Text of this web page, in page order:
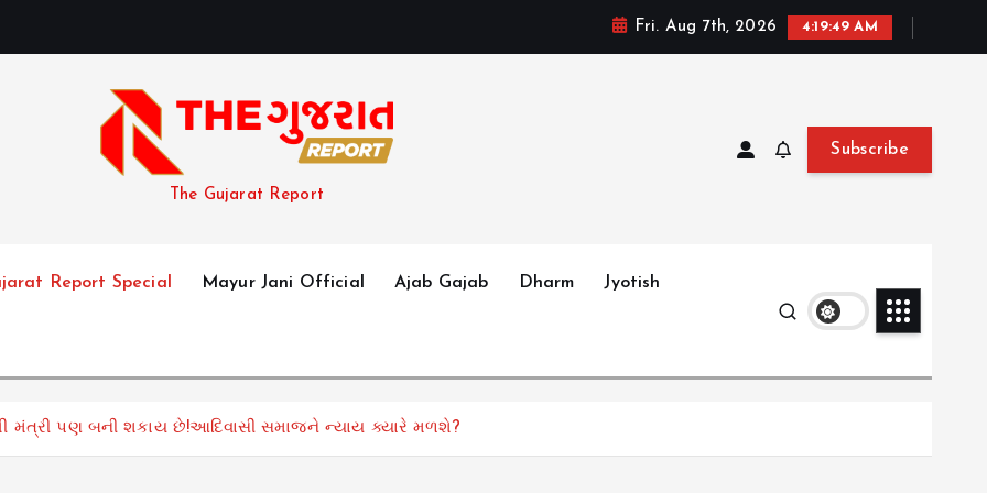
Fri. Aug 7th, 2026 4:19:50 AM
The Gujarat Report
Subscribe
Report Special Mayur Jani Official Ajab Gajab Dharm Jyotish
મંત્રી પણ બની શકાય છે!આદિવાસી સમાજને ન્યાય ક્યારે મળશે?